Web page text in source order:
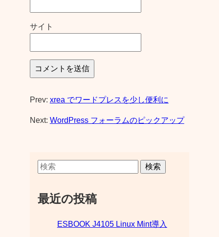
サイト
Prev: xrea でワードプレスを少し便利に
Next: WordPress フォーラムのピックアップ
検索
最近の投稿
ESBOOK J4105 Linux Mint導入